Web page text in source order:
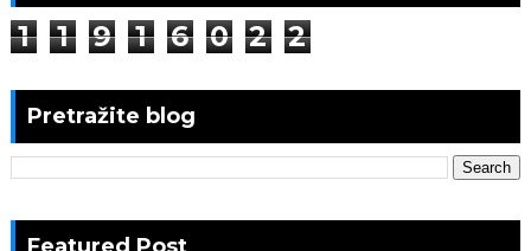
1 1 9 1 6 0 2 2
Pretražite blog